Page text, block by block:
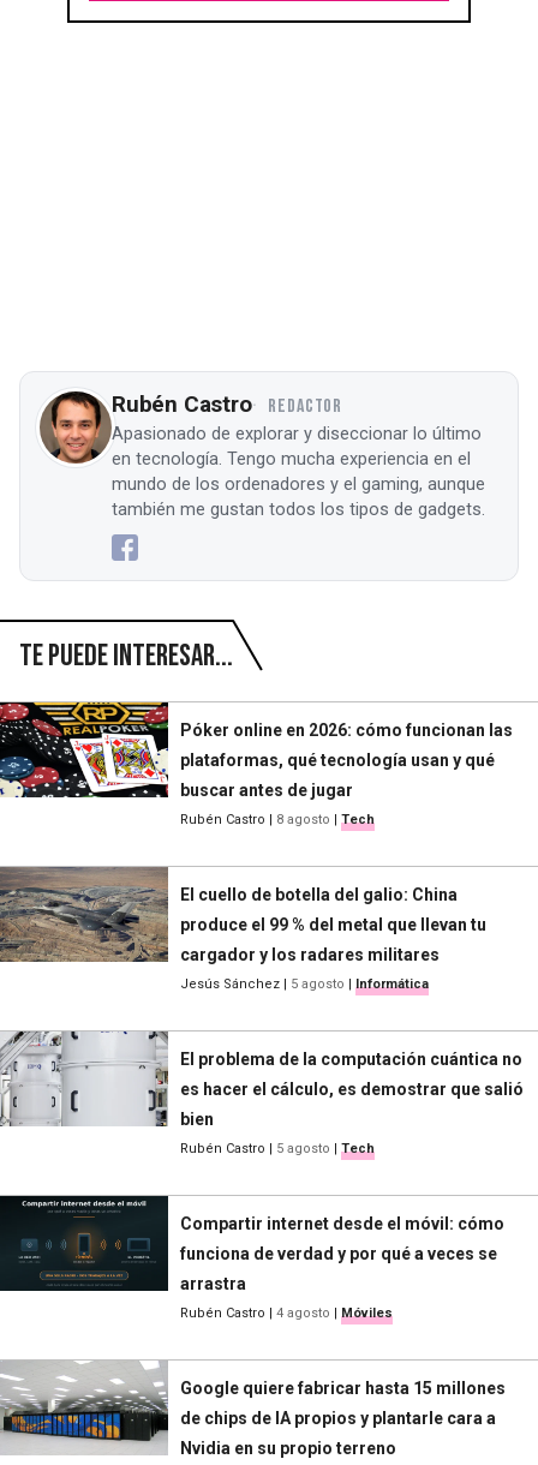
Rubén Castro REDACTOR
Apasionado de explorar y diseccionar lo último
en tecnología. Tengo mucha experiencia en el
mundo de los ordenadores y el gaming, aunque
también me gustan todos los tipos de gadgets.
Te puede interesar...
Póker online en 2026: cómo funcionan las
plataformas, qué tecnología usan y qué
buscar antes de jugar
Rubén Castro | 8 agosto | Tech
El cuello de botella del galio: China
produce el 99 % del metal que llevan tu
cargador y los radares militares
Jesús Sánchez | 5 agosto | Informática
El problema de la computación cuántica no
es hacer el cálculo, es demostrar que salió
bien
Rubén Castro | 5 agosto | Tech
Compartir internet desde el móvil: cómo
funciona de verdad y por qué a veces se
arrastra
Rubén Castro | 4 agosto | Móviles
Google quiere fabricar hasta 15 millones
de chips de IA propios y plantarle cara a
Nvidia en su propio terreno